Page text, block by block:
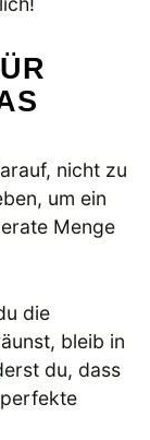
nicht zu
um ein
Menge
die
bleib in
du, dass